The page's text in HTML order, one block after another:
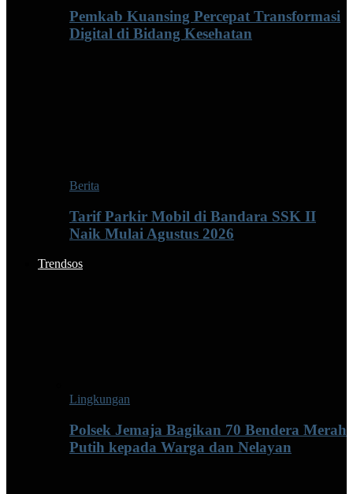
Pemkab Kuansing Percepat Transformasi
Digital di Bidang Kesehatan
Berita
Tarif Parkir Mobil di Bandara SSK II
Naik Mulai Agustus 2026
Trendsos
Lingkungan
Polsek Jemaja Bagikan 70 Bendera Merah
Putih kepada Warga dan Nelayan